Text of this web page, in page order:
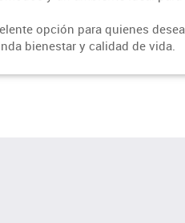
opción para quienes
bienestar y calidad de vida.